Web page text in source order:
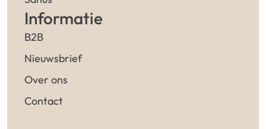
Informatie
B2B
Nieuwsbrief
Over ons
Contact